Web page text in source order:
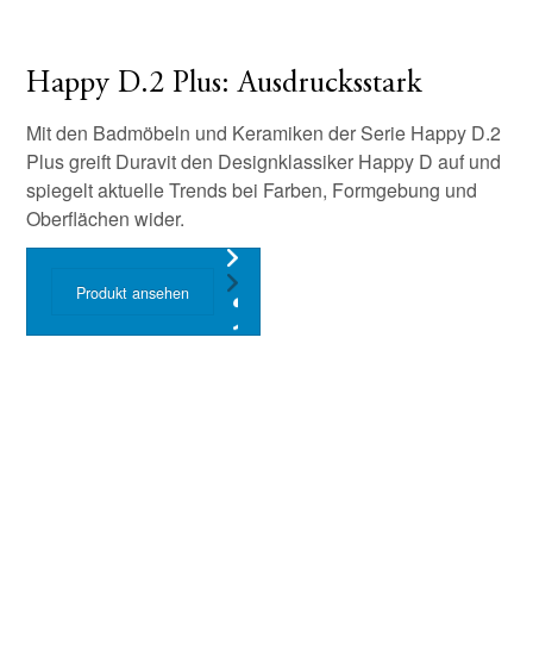
Happy D.2 Plus: Ausdrucksstark
Mit den Badmöbeln und Keramiken der Serie Happy D.2
Plus greift Duravit den Designklassiker Happy D auf und
spiegelt aktuelle Trends bei Farben, Formgebung und
Oberflächen wider.
Produkt ansehen